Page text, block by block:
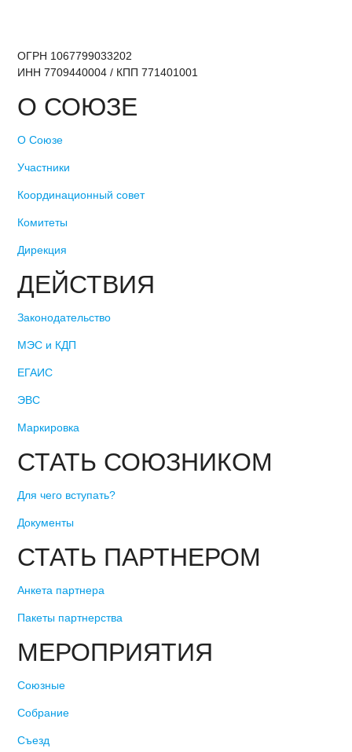
ОГРН 1067799033202
ИНН 7709440004 / КПП 771401001
О СОЮЗЕ
О Союзе
Участники
Координационный совет
Комитеты
Дирекция
ДЕЙСТВИЯ
Законодательство
МЭС и КДП
ЕГАИС
ЭВС
Маркировка
СТАТЬ СОЮЗНИКОМ
Для чего вступать?
Документы
СТАТЬ ПАРТНЕРОМ
Анкета партнера
Пакеты партнерства
МЕРОПРИЯТИЯ
Союзные
Собрание
Съезд